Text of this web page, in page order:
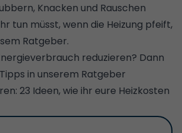
Knacken und Rauschen
tun müsst, wenn die Heizung pfeift,
Ratgeber.
reduzieren? Dann
in unserem Ratgeber
23 Ideen, wie ihr eure Heizkosten